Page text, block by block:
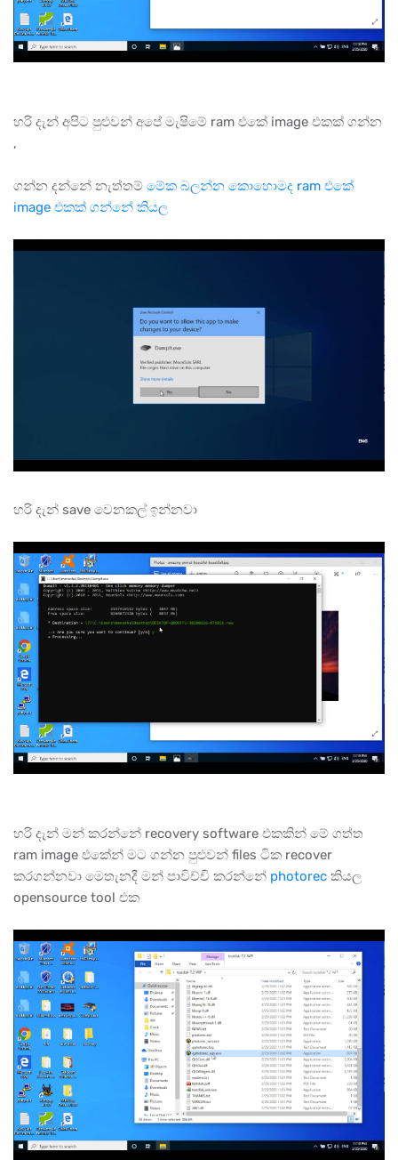
හරි දැන් අපිට පුළුවන් අපේ මැෂිමේ ram එකේ image එකක් ගන්න
,
ගන්න දන්නේ නැත්තම් මේක බලන්න කොහොමද ram එකේ
image එකක් ගන්නේ කියල
හරි දැන් save වෙනකල් ඉන්නවා
හරි දැන් මන් කරන්නේ recovery software එකකින් මේ ගත්ත
ram image එකේන් මට ගන්න පුළුවන් files ටික recover
කරගන්නවා මෙතැනදී මන් පාවිච්චි කරන්නේ photorec කියල
opensource tool එක